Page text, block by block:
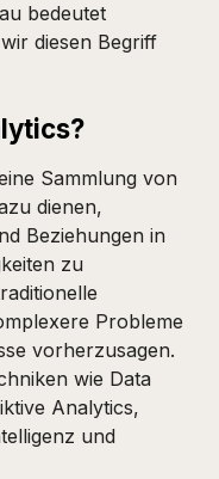
bedeutet
diesen Begriff
Sammlung von
dienen,
Beziehungen in
zu
Probleme
vorherzusagen.
wie Data
Analytics,
und